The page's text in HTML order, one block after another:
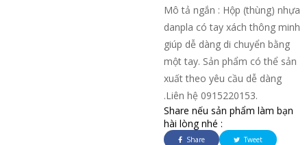
Mô tả ngắn : Hộp (thùng) nhựa
danpla có tay xách thông minh
giúp dễ dàng di chuyển bằng
một tay. Sản phẩm có thể sản
xuất theo yêu cầu dễ dàng
.Liên hệ 0915220153.
Share nếu sản phẩm làm bạn
hài lòng nhé :
Share Tweet